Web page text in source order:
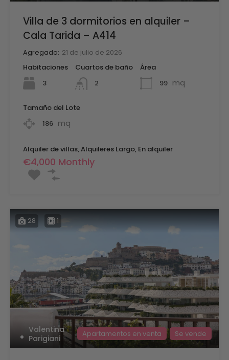
Villa de 3 dormitorios en alquiler –
Cala Tarida – A414
Agregado: 21 de julio de 2026
Habitaciones
3
Cuartos de baño
2
Área
99 mq
Tamaño del Lote
186 mq
Alquiler de villas, Alquileres Largo, En alquiler
€4,000 Monthly
28 1
Valentina
Parigiani
Apartamentos en venta Se vende